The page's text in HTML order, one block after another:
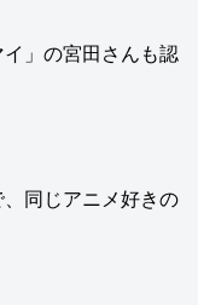
」の宮田さんも認
同じアニメ好きの